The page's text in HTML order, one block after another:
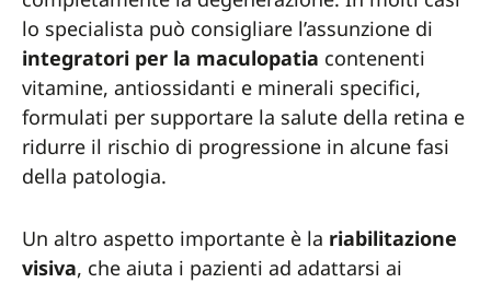
lo specialista può consigliare l’assunzione di
integratori per la maculopatia contenenti
vitamine, antiossidanti e minerali specifici,
formulati per supportare la salute della retina e
ridurre il rischio di progressione in alcune fasi
della patologia.
Un altro aspetto importante è la riabilitazione
visiva, che aiuta i pazienti ad adattarsi ai